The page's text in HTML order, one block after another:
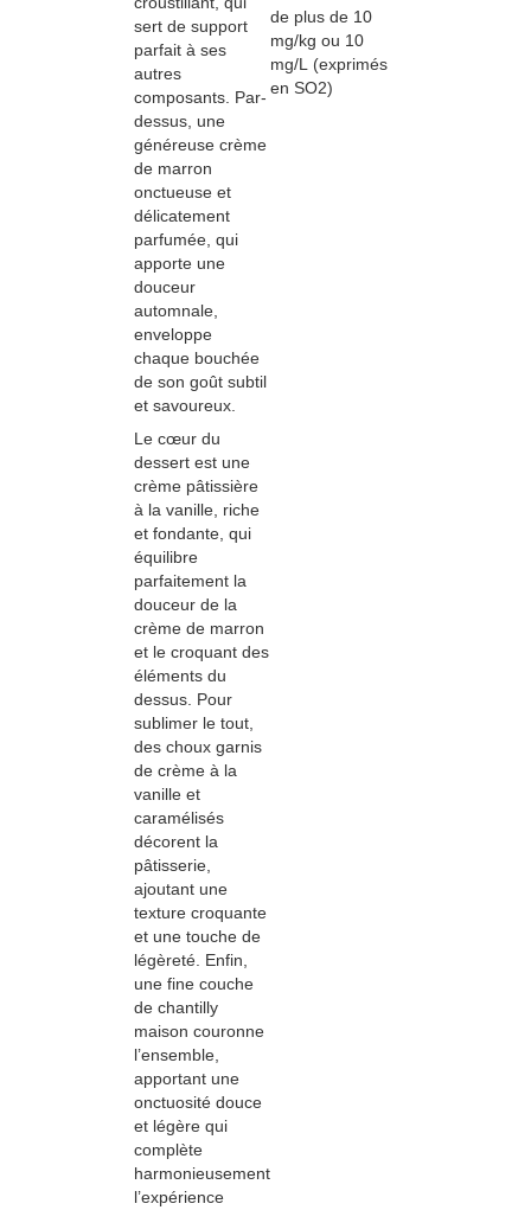
sert de support
parfait à ses
autres
composants. Par-
dessus, une
généreuse crème
de marron
onctueuse et
délicatement
parfumée, qui
apporte une
douceur
automnale,
enveloppe
chaque bouchée
de son goût subtil
et savoureux.
Le cœur du
dessert est une
crème pâtissière
à la vanille, riche
et fondante, qui
équilibre
parfaitement la
douceur de la
crème de marron
et le croquant des
éléments du
dessus. Pour
sublimer le tout,
des choux garnis
de crème à la
vanille et
caramélisés
décorent la
pâtisserie,
ajoutant une
texture croquante
et une touche de
légèreté. Enfin,
une fine couche
de chantilly
maison couronne
l’ensemble,
apportant une
onctuosité douce
et légère qui
complète
harmonieusement
l’expérience
de plus de 10
mg/kg ou 10
mg/L (exprimés
en SO2)